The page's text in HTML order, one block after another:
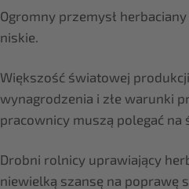
Ogromny przemysł
niskie.
Większość światowej
wynagrodzenia i złe warunki
pracownicy muszą polegać
Drobni rolnicy uprawiający
niewielką szansę na poprawę